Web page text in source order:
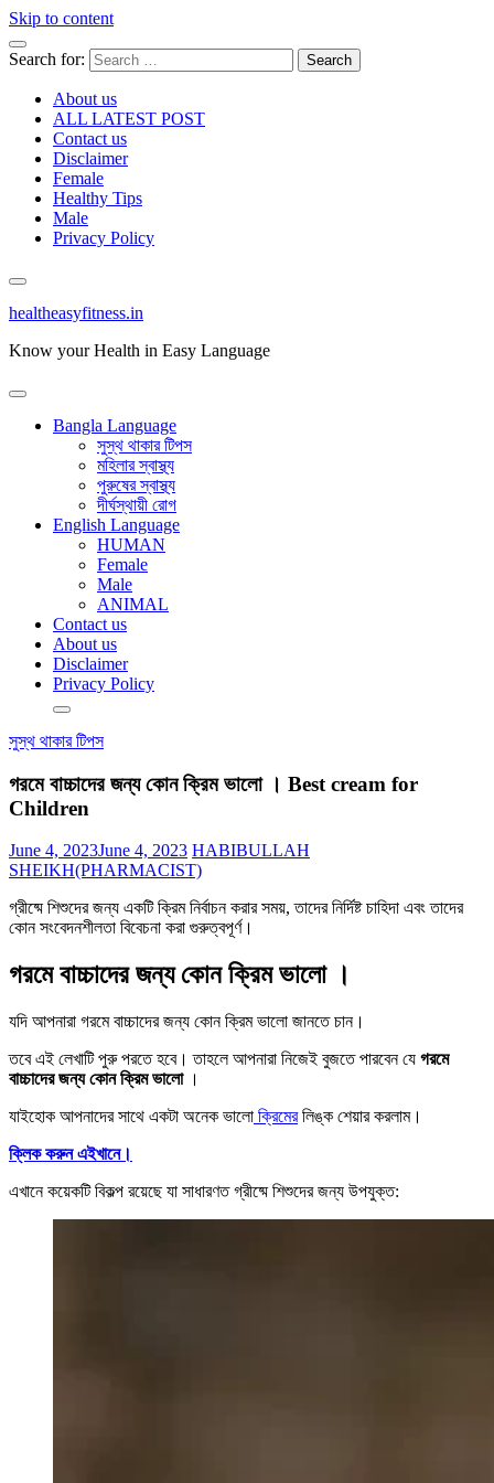
Skip to content
Search for:
About us
ALL LATEST POST
Contact us
Disclaimer
Female
Healthy Tips
Male
Privacy Policy
healtheasyfitness.in
Know your Health in Easy Language
Bangla Language
সুস্থ থাকার টিপস
মহিলার স্বাস্থ্য
পুরুষের স্বাস্থ্য
দীর্ঘস্থায়ী রোগ
English Language
HUMAN
Female
Male
ANIMAL
Contact us
About us
Disclaimer
Privacy Policy
সুস্থ থাকার টিপস
গরমে বাচ্চাদের জন্য কোন ক্রিম ভালো । Best cream for
Children
June 4, 2023June 4, 2023 HABIBULLAH
SHEIKH(PHARMACIST)
গ্রীষ্মে শিশুদের জন্য একটি ক্রিম নির্বাচন করার সময়, তাদের নির্দিষ্ট চাহিদা এবং তাদের
কোন সংবেদনশীলতা বিবেচনা করা গুরুত্বপূর্ণ।
গরমে বাচ্চাদের জন্য কোন ক্রিম ভালো।
যদি আপনারা গরমে বাচ্চাদের জন্য কোন ক্রিম ভালো জানতে চান।
তবে এই লেখাটি পুরু পরতে হবে। তাহলে আপনারা নিজেই বুজতে পারবেন যে গরমে
বাচ্চাদের জন্য কোন ক্রিম ভালো।
যাইহোক আপনাদের সাথে একটা অনেক ভালো ক্রিমেরলিঙ্ক শেয়ার করলাম।
ক্লিক করুন এইখানে।
এখানে কয়েকটি বিকল্প রয়েছে যা সাধারণত গ্রীষ্মে শিশুদের জন্য উপযুক্ত: